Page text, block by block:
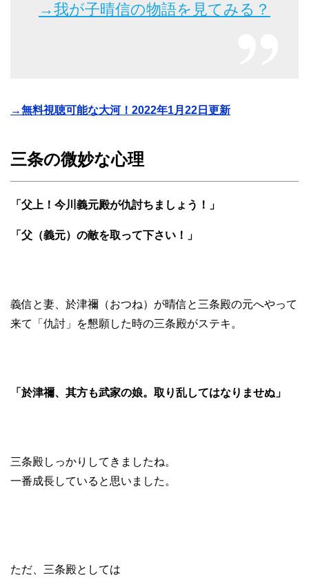
→我が子晴信の物語を見てみる？
→無料視聴可能な大河！2022年1月22日更新
三条の微妙な心理
「父上！今川義元殿が仇討ちましょう！」
「父（義元）の敵を取って下さい！」
義信と妻、於津禰（おつね）が晴信と三条殿の元へやって
来て「仇討」を懇願した時の三条殿がステキ。
「於津禰、其方も武家の娘。取り乱してはなりませぬ」
三条殿しっかりしてきましたね。
一番成長していると思いました。
ただ、三条殿としては